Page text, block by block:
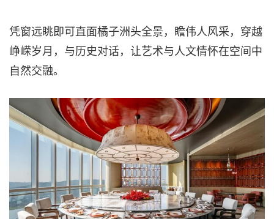
凭窗远眺即可直面橘子洲头全景，瞻伟人风采，穿越
峥嵘岁月，与历史对话，让艺术与人文情怀在空间中
自然交融。